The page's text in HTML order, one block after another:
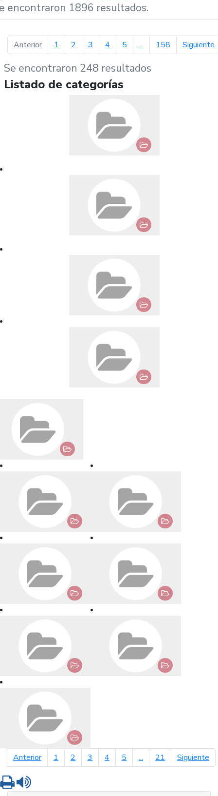
encontraron 1896 resultados.
Anteriorpágina anterior
1 2 3 4 5 ... 158 Siguiente
Se encontraron 248 resultados
Listado de categorías
Anteriorpágina anterior
1 2 3 4 5 ... 21 Siguiente
Imprimir